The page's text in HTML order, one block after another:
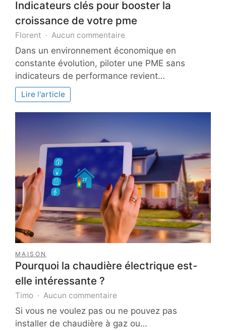
Indicateurs clés pour booster la
croissance de votre pme
Florent Aucun commentaire
Indicateurs
pour
booster
de
Dans un environnement économique en
constante évolution, piloter une PME sans
indicateurs de performance revient…
Lire l'article
MAISON
Pourquoi la chaudière électrique est-
elle intéressante ?
Timo Aucun commentaire
chaudière
Si vous ne voulez pas ou ne pouvez pas
installer de chaudière à gaz ou…